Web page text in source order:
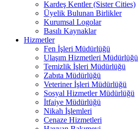
Kardeş Kentler (Sister Cities)
Üyelik Bulunan Birlikler
Kurumsal Logolar
Basılı Kaynaklar
Hizmetler
Fen İşleri Müdürlüğü
Ulaşım Hizmetleri Müdürlüğü
Temizlik İşleri Müdürlüğü
Zabıta Müdürlüğü
Veteriner İşleri Müdürlüğü
Sosyal Hizmetler Müdürlüğü
İtfaiye Müdürlüğü
Nikah İşlemleri
Cenaze Hizmetleri